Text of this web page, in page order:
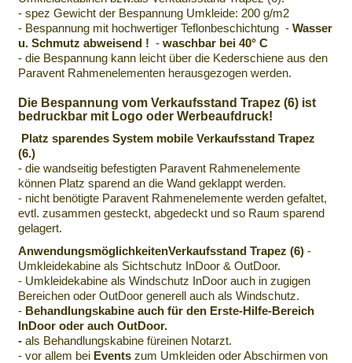
- spez Gewicht der Bespannung Umkleide: 200 g/m2
- Bespannung mit hochwertiger Teflonbeschichtung - Wasser
u. Schmutz abweisend ! - waschbar bei 40° C
- die Bespannung kann leicht über die Kederschiene aus den
Paravent Rahmenelementen herausgezogen werden.
Die Bespannung vom Verkaufsstand Trapez (6) ist
bedruckbar mit Logo oder Werbeaufdruck!
Platz sparendes System mobile Verkaufsstand Trapez
(6.)
- die wandseitig befestigten Paravent Rahmenelemente
können Platz sparend an die Wand geklappt werden.
- nicht benötigte Paravent Rahmenelemente werden gefaltet,
evtl. zusammen gesteckt, abgedeckt und so Raum sparend
gelagert.
AnwendungsmöglichkeitenVerkaufsstand Trapez (6) -
Umkleidekabine als Sichtschutz InDoor & OutDoor.
- Umkleidekabine als Windschutz InDoor auch in zugigen
Bereichen oder OutDoor generell auch als Windschutz.
- Behandlungskabine auch für den Erste-Hilfe-Bereich
InDoor oder auch OutDoor.
- als Behandlungskabine füreinen Notarzt.
- vor allem bei Events zum Umkleiden oder Abschirmen von